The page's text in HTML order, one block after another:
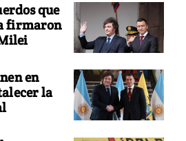
que
firmaron
en
la